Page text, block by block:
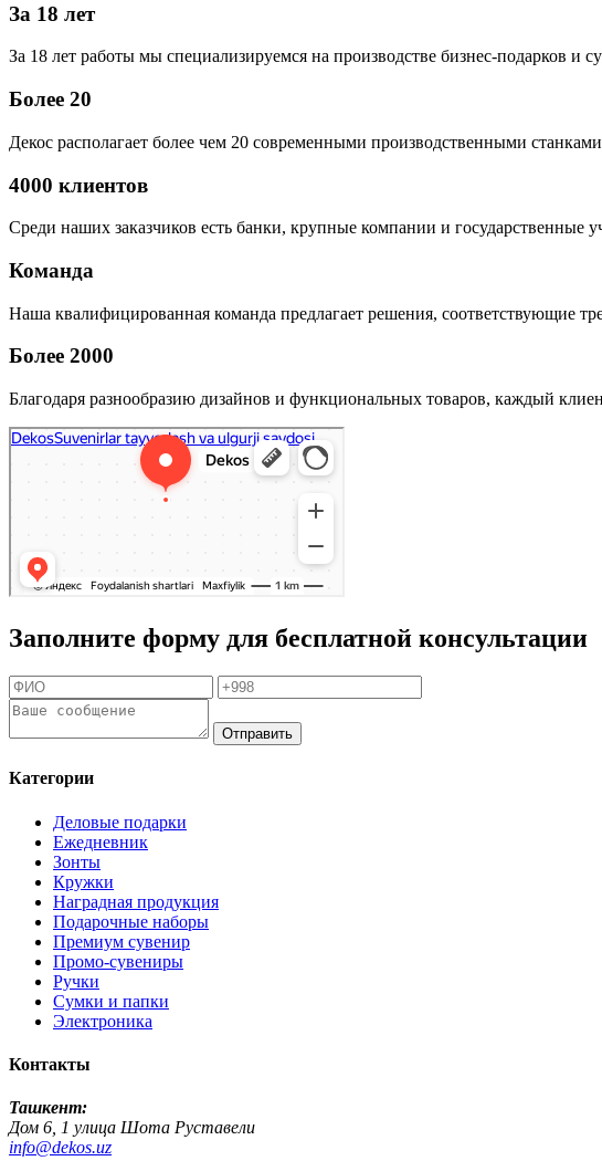
За 18 лет
За 18 лет работы мы специализируемся на производстве бизнес-подарков и
Более 20
Декос располагает более чем 20 современными производственными
4000 клиентов
Среди наших заказчиков есть банки, крупные компании и
Команда
Наша квалифицированная команда предлагает решения, соответствующие
Более 2000
Благодаря разнообразию дизайнов и функциональных товаров, каждый
Заполните форму для бесплатной консультации
Отправить
Категории
Деловые подарки
Ежедневник
Зонты
Кружки
Наградная продукция
Подарочные наборы
Премиум сувенир
Промо-сувениры
Ручки
Сумки и папки
Электроника
Контакты
Ташкент:
Дом 6, 1 улица Шота Руставели
info@dekos.uz